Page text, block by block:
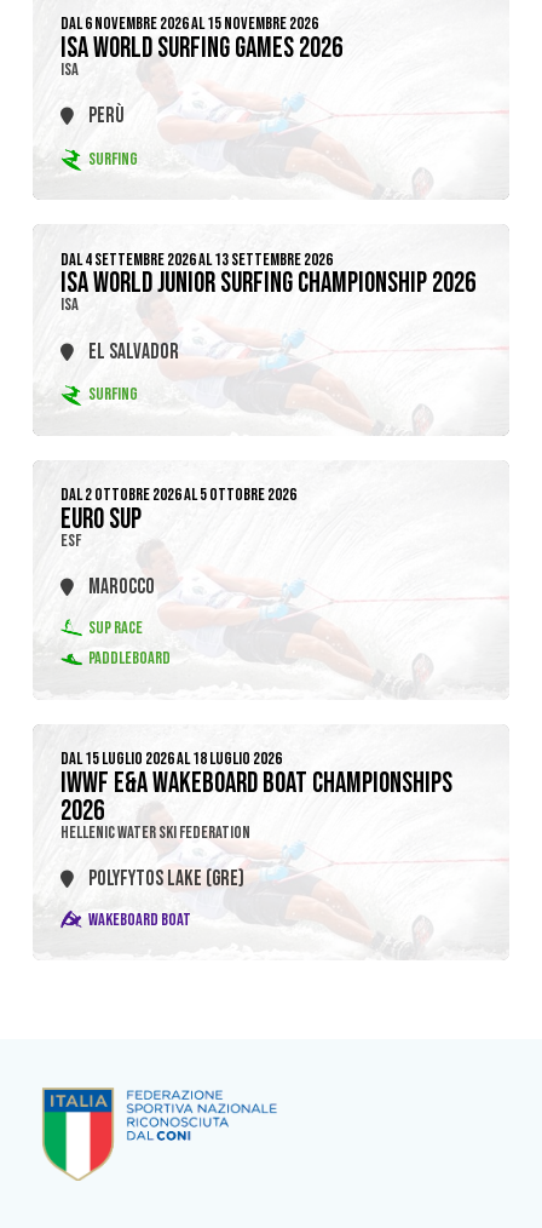
DAL 6 NOVEMBRE 2026 AL 15 NOVEMBRE 2026
ISA WORLD SURFING GAMES 2026
ISA
PERÙ
SURFING
DAL 4 SETTEMBRE 2026 AL 13 SETTEMBRE 2026
ISA WORLD JUNIOR SURFING CHAMPIONSHIP 2026
ISA
EL SALVADOR
SURFING
DAL 2 OTTOBRE 2026 AL 5 OTTOBRE 2026
EURO SUP
ESF
MAROCCO
SUP RACE
PADDLEBOARD
DAL 15 LUGLIO 2026 AL 18 LUGLIO 2026
IWWF E&A WAKEBOARD BOAT CHAMPIONSHIPS
2026
HELLENIC WATER SKI FEDERATION
POLYFYTOS LAKE (GRE)
WAKEBOARD BOAT